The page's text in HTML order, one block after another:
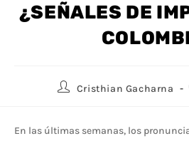
¿SEÑALES DE
Cristhian Gacharna
En las últimas semanas, los